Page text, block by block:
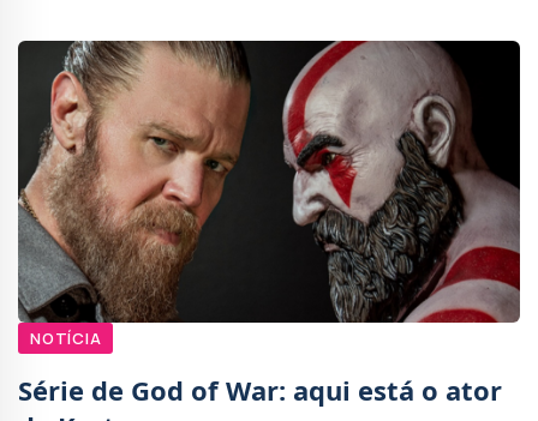
NOTÍCIA
Série de God of War: aqui está o ator